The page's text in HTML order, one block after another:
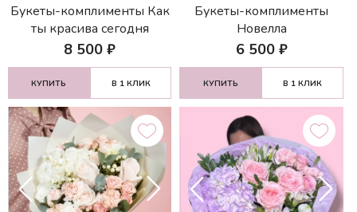
Букеты-комплименты Как
ты красива сегодня
8 500 ₽
КУПИТЬ В 1 КЛИК
Букеты-комплименты
Новелла
6 500₽
КУПИТЬ В 1 КЛИК